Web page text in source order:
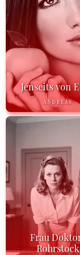
Jenseits von
ANDREAS
Frau
Rohrstock